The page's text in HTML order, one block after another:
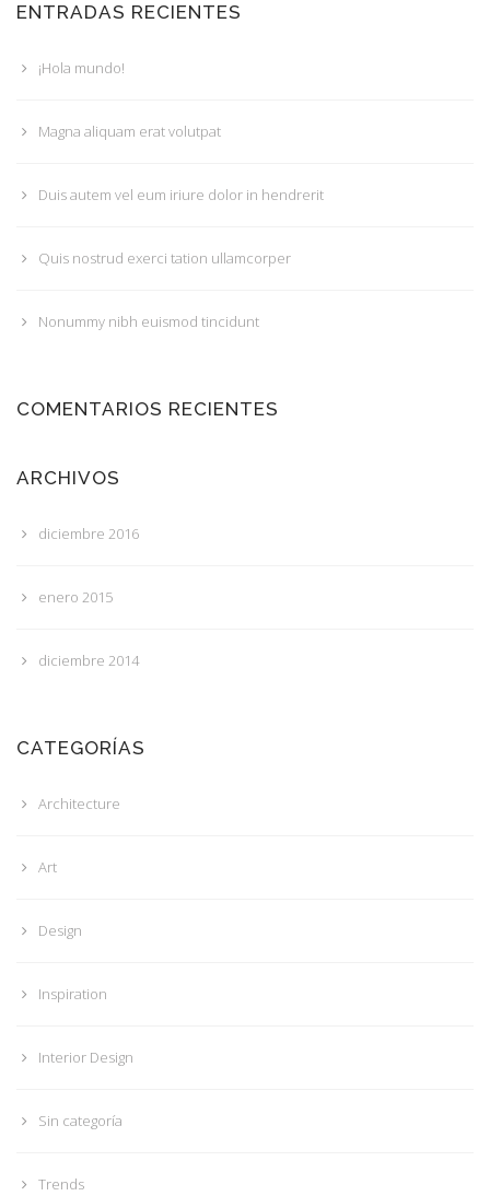
ENTRADAS RECIENTES
¡Hola mundo!
Magna aliquam erat volutpat
Duis autem vel eum iriure dolor in hendrerit
Quis nostrud exerci tation ullamcorper
Nonummy nibh euismod tincidunt
COMENTARIOS RECIENTES
ARCHIVOS
diciembre 2016
enero 2015
diciembre 2014
CATEGORÍAS
Architecture
Art
Design
Inspiration
Interior Design
Sin categoría
Trends